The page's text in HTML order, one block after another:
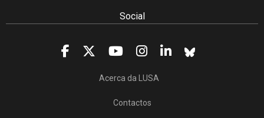
Social
Acerca da LUSA
Contactos